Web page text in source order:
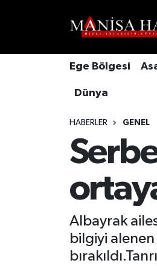
Ege Bölgesi
Dünya
HABERLER GENEL
Albayrak
bilgiyi alenen
Tüm Manşetler
Haber Arşivi